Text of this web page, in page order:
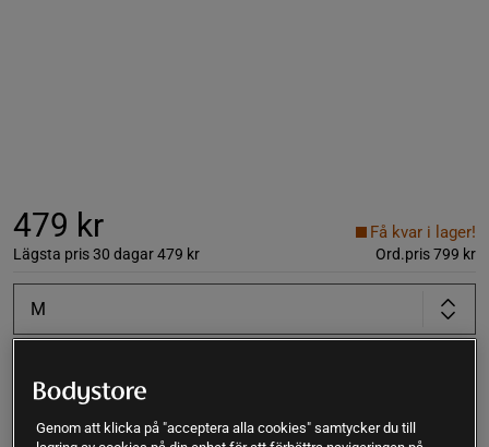
479 kr
Lägsta pris 30 dagar479 kr Ord.pris799 kr
Få kvar i lager!
M
Genom att klicka på "acceptera alla cookies" samtycker du till